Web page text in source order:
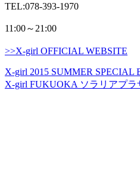
TEL:078-393-1970
11:00～21:00
>>X-girl OFFICIAL WEBSITE
X-girl 2015 SUMMER SPECIAL
X-girl FUKUOKA ソラリアプラ